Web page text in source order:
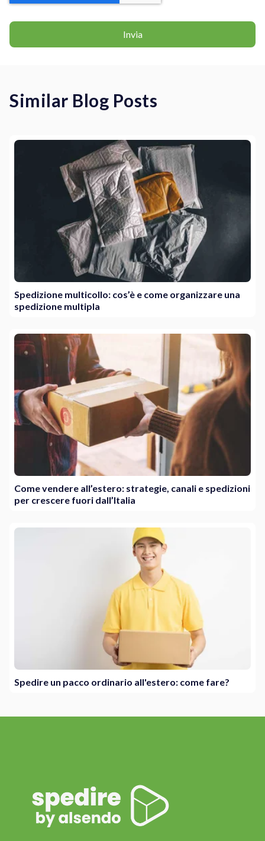
Similar Blog Posts
Spedizione multicollo: cos’è e come organizzare una
spedizione multipla
Come vendere all’estero: strategie, canali e spedizioni
per crescere fuori dall’Italia
Spedire un pacco ordinario all'estero: come fare?